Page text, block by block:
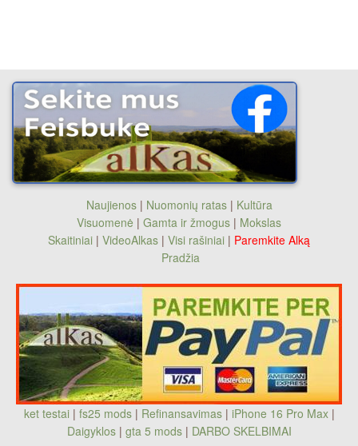
Naujienos| Nuomonių ratas| Kultūra
Visuomenė | Gamta ir žmogus | Mokslas
Skaitiniai | VideoAlkas | Visi rašiniai | Paremkite Alką
Pradžia
ket testai | fs25 mods| Refinansavimas| iPhone 16 Pro Max|
Daigyklos| gta 5 mods | DARBO SKELBIMAI